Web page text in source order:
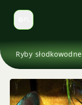
Zmień język
Ryby słodkowodne